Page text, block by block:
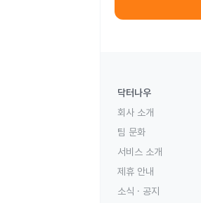
닥터나우
회사 소개
팀 문화
서비스 소개
제휴 안내
소식 · 공지